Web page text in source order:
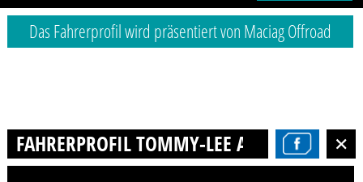
Das Fahrerprofil wird präsentiert von Maciag Offroad
FAHRERPROFIL TOMMY-LEE AMBROSIUS